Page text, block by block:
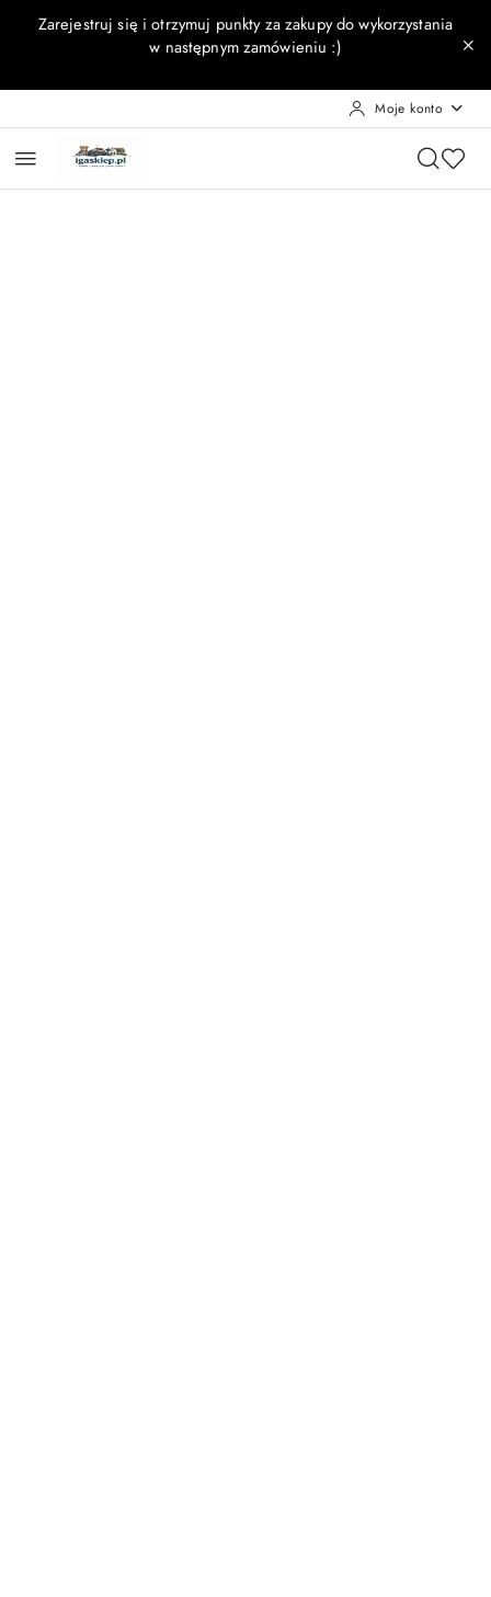
Przejdź do treści głównej
Przejdź do wyszukiwarki
Przejdź do moje konto
Przejdź do menu głównego
Przejdź do opisu produktu
Przejdź do stopki
Zarejestruj się i otrzymuj punkty za zakupy do wykorzystania
w następnym zamówieniu :)
Moje konto